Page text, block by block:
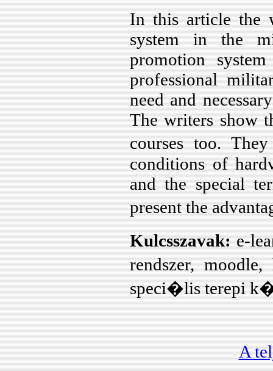
int�zm�nyi rend
biztos�t�s�nak
eszk�ze...
Horv�th Tam�s:
IP alap� CCTV
rendszer?
Horv�th Tam�s -
Kov�cs Tibor:
IP alap� vide�
megfigyel� rendszerek
tervez�se,
rendszerelemei
kiv�laszt�sa...
J�zsef Pad�nyi -
Gy�rgy Vass:
Banknote tracking as a
tool for counter terrorism
financing...
Szab� Anna Barbara:
K�zint�zm�nyek
akad�lymentes�t�se
vakok �s gyeng�n
l�t�k sz�m�ra...
Varga Attila Ferenc:
Robottechnol�gia �s
In this article the
system in the
promotion
professional
need and
The writers show
courses too.
conditions of
and the special
present the
Kulcsszavak:e-
rendszer,
speci�lis terepi
A